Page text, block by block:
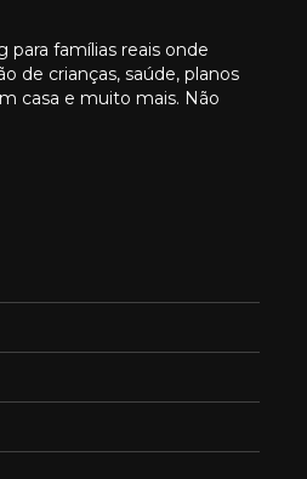
para famílias reais onde
de crianças, saúde, planos
casa e muito mais. Não